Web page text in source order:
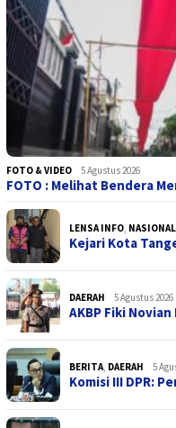
FOTO & VIDEO 5 Agustus 2026
FOTO : Melihat Bendera
LENSA INFO NASIONAL
Kejari Kota
DAERAH 5 Agustus 2026
AKBP Fiki
BERITA DAERAH 5
Komisi III DPR: